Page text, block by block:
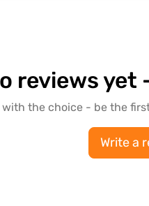
reviews
with the choice - be the
Write a